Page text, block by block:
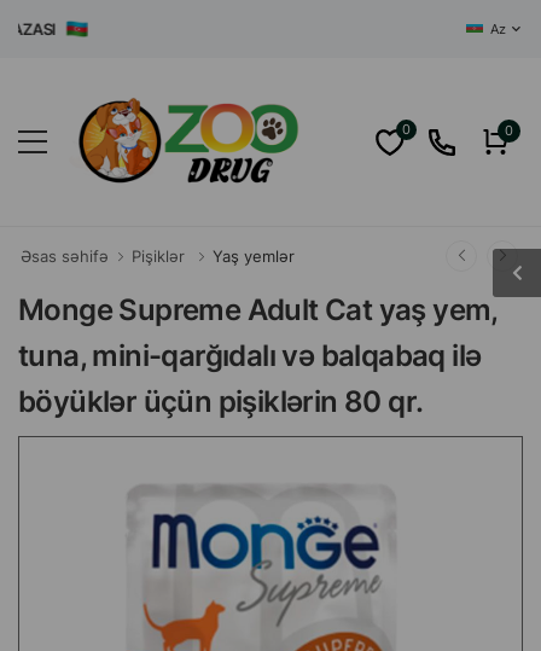
Az
0 0
Əsas səhifə Pişiklər Yaş yemlər
Monge Supreme Adult Cat yaş yem,
tuna, mini-qarğıdalı və balqabaq ilə
böyüklər üçün pişiklərin 80 qr.